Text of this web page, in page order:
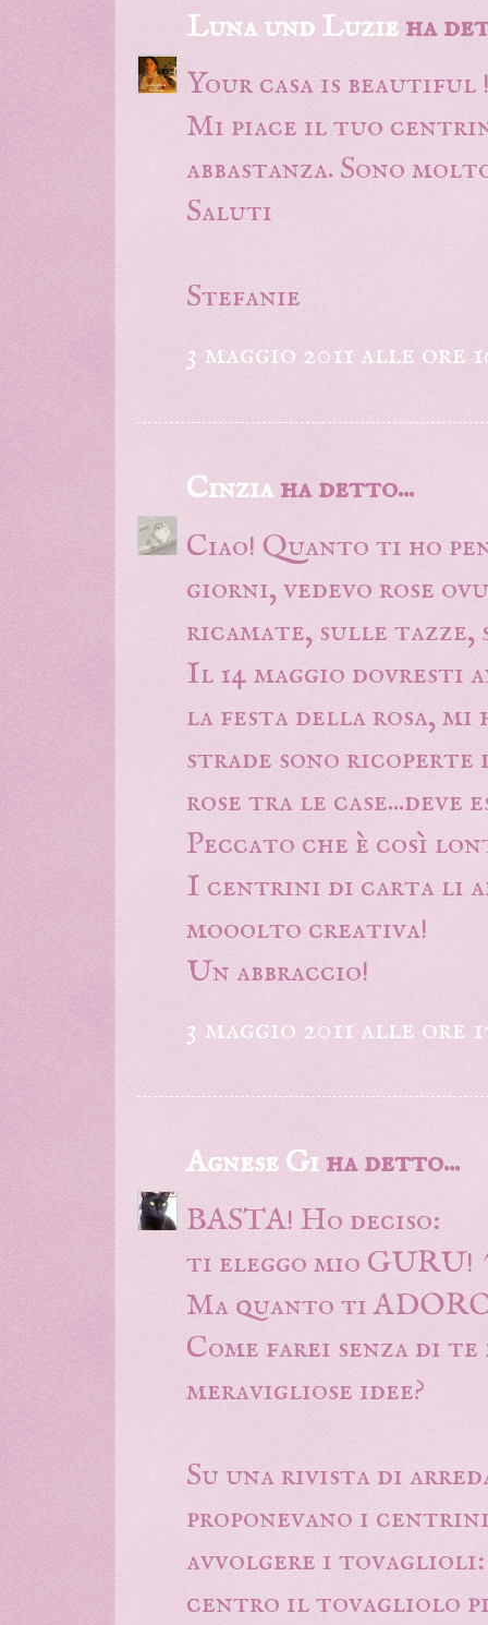
Luna und Luzieha
Your casa is beautiful
Mi piace il tuo
abbastanza. Sono
Saluti
Stefanie
3 maggio 2011 alle ore
Cinziaha detto...
Ciao! Quanto ti ho
giorni, vedevo rose
ricamate, sulle
Il 14 maggio dovresti
la festa della rosa,
strade sono
rose tra le case...deve
Peccato che è così
I centrini di carta li
mooolto creativa!
Un abbraccio!
3 maggio 2011 alle ore
Agnese Giha detto...
BASTA! Ho deciso:
ti eleggo mio GURU!
Ma quanto ti
Come farei senza di te
meravigliose idee?
Su una rivista di
proponevano i
avvolgere i
centro il tovagliolo